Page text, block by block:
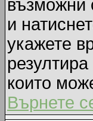
възможни
и
укажете
които
Върнете